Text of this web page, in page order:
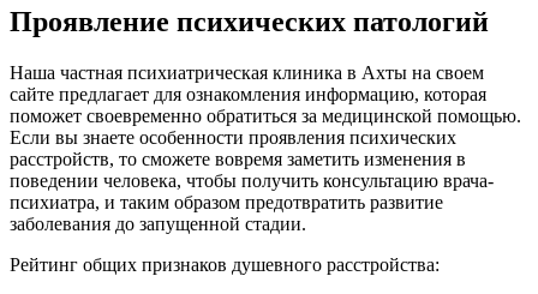
Проявление психических патологий
Наша частная психиатрическая клиника в Ахты на своем
сайте предлагает для ознакомления информацию, которая
поможет своевременно обратиться за медицинской помощью.
Если вы знаете особенности проявления психических
расстройств, то сможете вовремя заметить изменения в
поведении человека, чтобы получить консультацию врача-
психиатра, и таким образом предотвратить развитие
заболевания до запущенной стадии.
Рейтинг общих признаков душевного расстройства: